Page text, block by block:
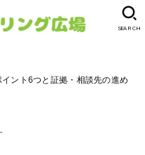
SEARCH
ント6つと証拠・相談先の進め